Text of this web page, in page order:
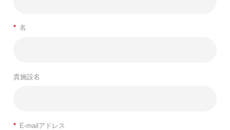
* 名
貴施設名
* E-mailアドレス